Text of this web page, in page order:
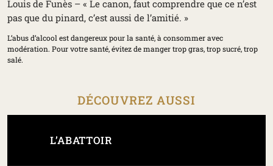
Louis de Funès – « Le canon, faut comprendre que ce n’est
pas que du pinard, c’est aussi de l’amitié. »
L’abus d’alcool est dangereux pour la santé, à consommer avec
modération. Pour votre santé, évitez de manger trop gras, trop sucré, trop
salé.
DÉCOUVREZ AUSSI
L’ABATTOIR